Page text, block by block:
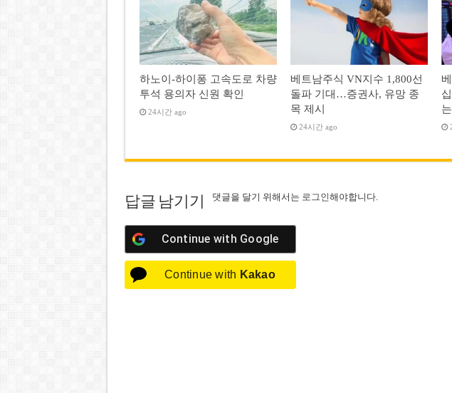
하노이-하이퐁 고속도로 차량
투석 용의자 신원 확인
24시간 ago
베트남주식 VN지수 1,800선
돌파 기대…증권사, 유망 종
목 제시
24시간 ago
는
답글 남기기 댓글을 달기 위해서는 로그인해야합니다.
Continue with Google
Continue with Kakao